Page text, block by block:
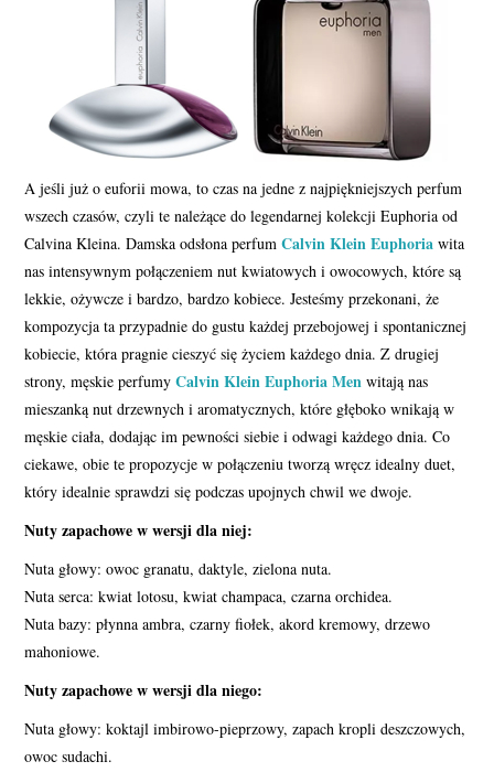
A jeśli już o euforii mowa, to czas na jedne z najpiękniejszych perfum
wszech czasów, czyli te należące do legendarnej kolekcji Euphoria od
Calvina Kleina. Damska odsłona perfumCalvin Klein Euphoria wita
nas intensywnym połączeniem nut kwiatowych i owocowych, które są
lekkie, ożywcze i bardzo, bardzo kobiece. Jesteśmy przekonani, że
kompozycja ta przypadnie do gustu każdej przebojowej i spontanicznej
kobiecie, która pragnie cieszyć się życiem każdego dnia. Z drugiej
strony, męskie perfumyCalvin Klein Euphoria Men witają nas
mieszanką nut drzewnych i aromatycznych, które głęboko wnikają w
męskie ciała, dodając im pewności siebie i odwagi każdego dnia. Co
ciekawe, obie te propozycje w połączeniu tworzą wręcz idealny duet,
który idealnie sprawdzi się podczas upojnych chwil we dwoje.
Nuty zapachowe w wersji dla niej:
Nuta głowy: owoc granatu, daktyle, zielona nuta.
Nuta serca: kwiat lotosu, kwiat champaca, czarna orchidea.
Nuta bazy: płynna ambra, czarny fiołek, akord kremowy, drzewo
mahoniowe.
Nuty zapachowe w wersji dla niego:
Nuta głowy: koktajl imbirowo-pieprzowy, zapach kropli deszczowych,
owoc sudachi.